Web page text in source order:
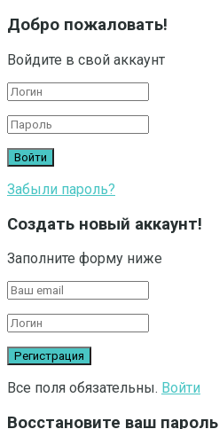
Добро пожаловать!
Войдите в свой аккаунт
Забыли пароль?
Создать новый аккаунт!
Заполните форму ниже
Все поля обязательны. Войти
Восстановите ваш пароль